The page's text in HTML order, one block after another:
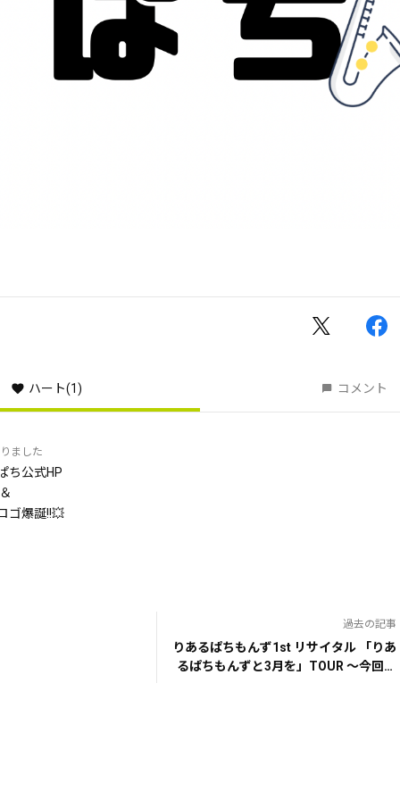
ハート(1) コメント
ました
ち公式HP
ゴ爆誕!!💥
過去の記事
りあるぱちもんず1st リサイタル 「りあ
るぱちもんずと3月を」TOUR 〜今回は